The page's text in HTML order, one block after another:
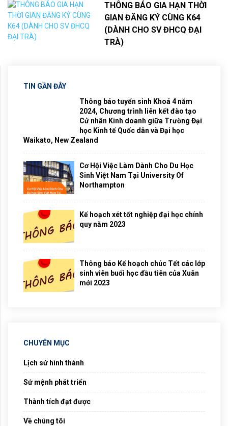
THÔNG BÁO GIA HẠN THỜI
GIAN ĐĂNG KÝ CÙNG K64
(DÀNH CHO SV ĐHCQ ĐẠI
TRÀ)
TIN GẦN ĐÂY
Thông báo tuyển sinh Khoá 4 năm
2024, Chương trình liên kết đào tạo
Cử nhân Kinh doanh giữa Trường Đại
học Kinh tế Quốc dân và Đại học
Waikato, New Zealand
Cơ Hội Việc Làm Dành Cho Du Học
Sinh Việt Nam Tại University Of
Northampton
Kế hoạch xét tốt nghiệp đại học chính
quy năm 2023
Thông báo Kế hoạch chúc Tết các lớp
sinh viên buổi học đầu tiên của Xuân
mới 2023
CHUYÊN MỤC
Lịch sử hình thành
Sứ mệnh phát triển
Thành tích đạt được
Về chúng tôi